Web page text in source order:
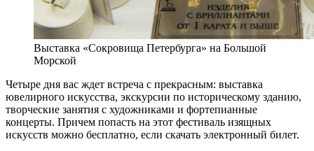
Выставка «Сокровища Петербурга» на Большой
Морской
Четыре дня вас ждет встреча с прекрасным: выставка
ювелирного искусства, экскурсии по историческому зданию,
творческие занятия с художниками и фортепианные
концерты. Причем попасть на этот фестиваль изящных
искусств можно бесплатно, если скачать электронный билет.